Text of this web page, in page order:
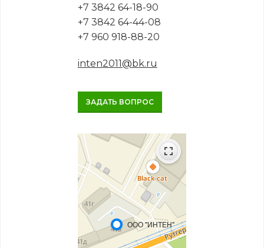
+7 3842 64-18-90
+7 3842 64-44-08
+7 960 918-88-20
inten2011@bk.ru
ЗАДАТЬ ВОПРОС